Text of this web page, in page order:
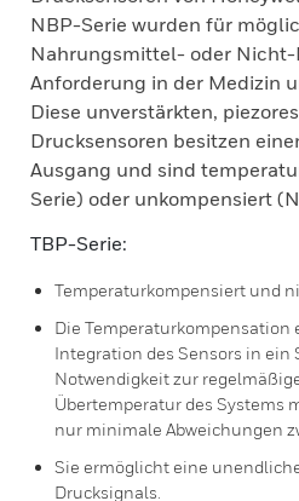
NBP-Serie wurden für
Nahrungsmittel- oder
Anforderung in der Medizin
Diese unverstärkten,
Drucksensoren besitzen
Ausgang und sind
Serie) oder unkompensiert
TBP-Serie:
Temperaturkompensiert und
Die
Integration des Sensors in ein
Notwendigkeit zur
Übertemperatur des Systems
nur minimale Abweichungen
Sie ermöglicht eine
Drucksignals.